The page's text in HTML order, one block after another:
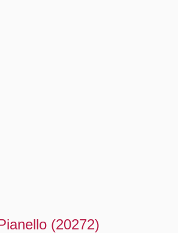
(20272)